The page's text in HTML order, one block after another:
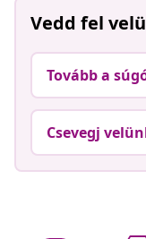
Vedd fel
Tovább a
Csevegj